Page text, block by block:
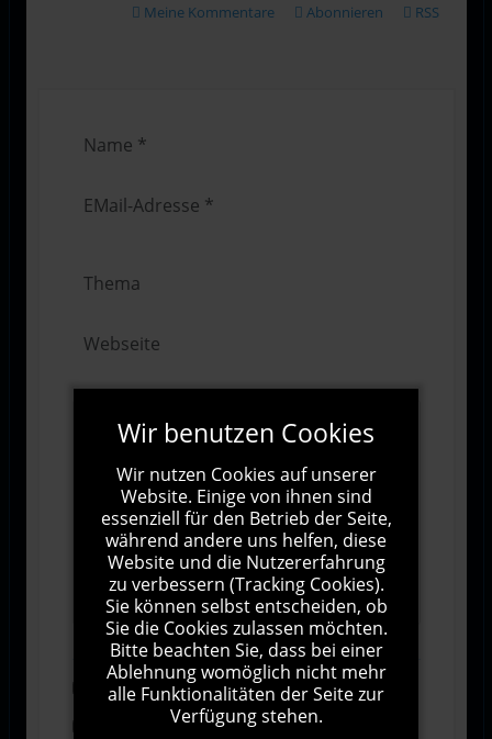
Meine Kommentare Abonnieren RSS
1000Zeichen übrig
Abonnieren
Ich stimme den Allgemeinen
Wir benutzen Cookies
Wir nutzen Cookies auf unserer
Website. Einige von ihnen sind
essenziell für den Betrieb der Seite,
während andere uns helfen, diese
Website und die Nutzererfahrung
zu verbessern (Tracking Cookies).
Sie können selbst entscheiden, ob
Sie die Cookies zulassen möchten.
Bitte beachten Sie, dass bei einer
Ablehnung womöglich nicht mehr
alle Funktionalitäten der Seite zur
Verfügung stehen.